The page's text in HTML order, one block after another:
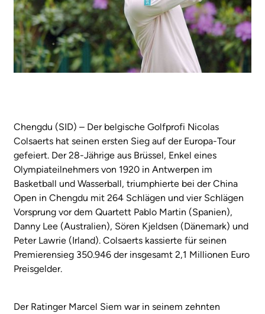
Chengdu (SID) – Der belgische Golfprofi Nicolas
Colsaerts hat seinen ersten Sieg auf der Europa-Tour
gefeiert. Der 28-Jährige aus Brüssel, Enkel eines
Olympiateilnehmers von 1920 in Antwerpen im
Basketball und Wasserball, triumphierte bei der China
Open in Chengdu mit 264 Schlägen und vier Schlägen
Vorsprung vor dem Quartett Pablo Martin (Spanien),
Danny Lee (Australien), Sören Kjeldsen (Dänemark) und
Peter Lawrie (Irland). Colsaerts kassierte für seinen
Premierensieg 350.946 der insgesamt 2,1 Millionen Euro
Preisgelder.
Der Ratinger Marcel Siem war in seinem zehnten